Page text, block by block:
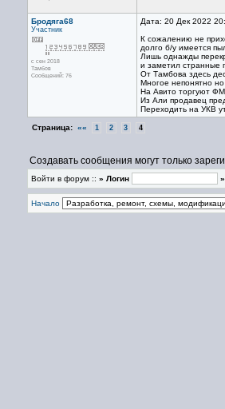
Бродяга68
Участник
с сен 2018
Тамбов
Сообщений: 76
Дата: 20 Дек 2022
К сожалению не
долго б/у имеется
Лишь однажды
и заметил странные
От Тамбова здесь
Многое непонятно
На Авито торгуют ФМ
Из Али продавец
Переходить на УКВ
Страница: «« 1 2 3 4
Создавать сообщения могут только
Войти в форум :: » Логин »
Начало